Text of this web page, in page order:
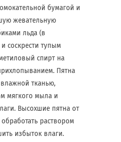
бумагой и
жевательную
льда (в
соскрести тупым
спирт на
Пятна
тканью,
мягкого мыла и
Высохшие пятна от
раствором
избыток влаги.